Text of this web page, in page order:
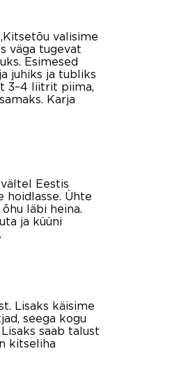
valisime
väga tugevat
Esimesed
juhiks ja tubliks
3–4 liitrit piima,
Karja
Eestis
hoidlasse. Ühte
läbi heina.
ja küüni
Lisaks käisime
seega kogu
saab talust
kitseliha